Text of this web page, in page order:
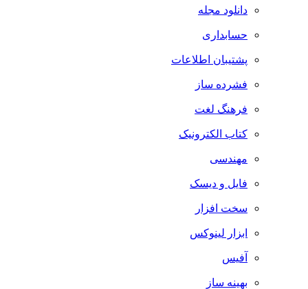
دانلود مجله
حسابداری
پشتیبان اطلاعات
فشرده ساز
فرهنگ لغت
کتاب الکترونیک
مهندسی
فایل و دیسک
سخت افزار
ابزار لینوکس
آفیس
بهینه ساز